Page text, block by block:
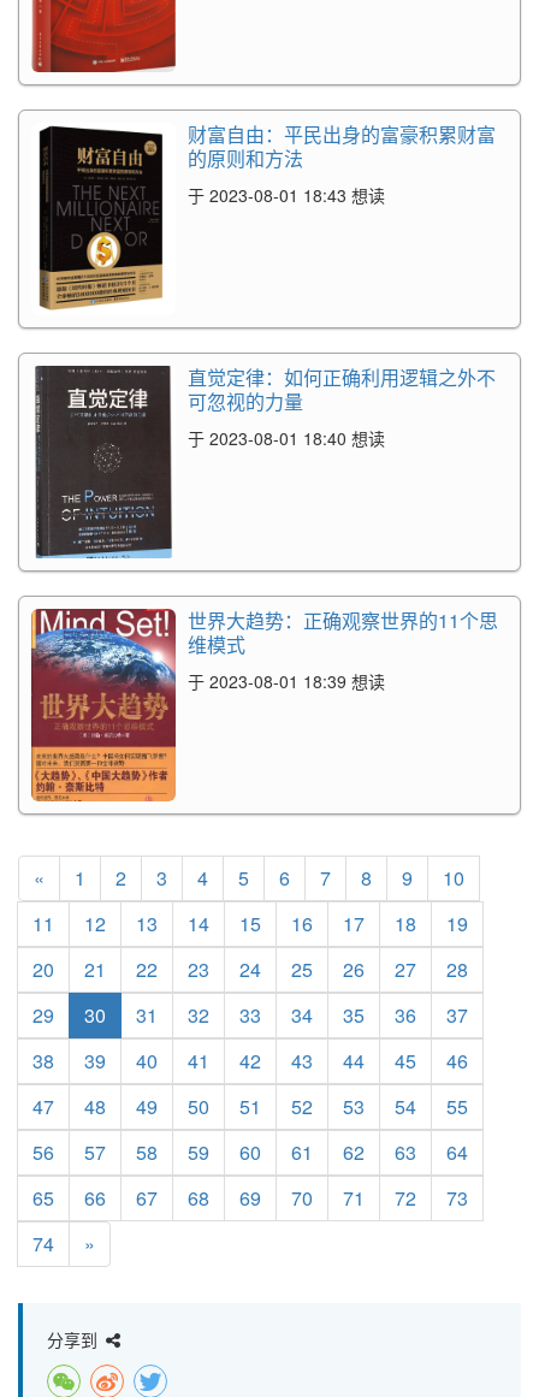
财富自由：平民出身的富豪积累财富
的原则和方法
于 2023-08-01 18:43 想读
直觉定律：如何正确利用逻辑之外不
可忽视的力量
于 2023-08-01 18:40 想读
世界大趋势：正确观察世界的11个思
维模式
于 2023-08-01 18:39 想读
« 1 2 3 4 5 6 7 8 9
10
11
12 13 14 15 16 17 18
19
20
21 22 23 24 25 26 27
28
29
30 31 32 33 34 35 36
37
38
39 40 41 42 43 44 45
46
47
48 49 50 51 52 53 54
55
56
57 58 59 60 61 62 63
64
65
66 67 68 69 70 71 72
73
74
»
分享到